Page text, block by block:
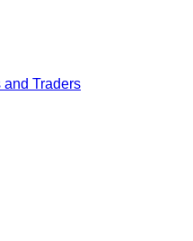
and Traders